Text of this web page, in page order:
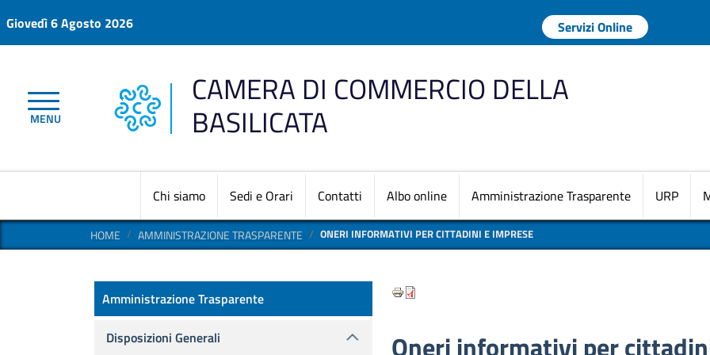
Giovedì 6 Agosto 2026 Menu profilo utente
Servizi Online
MENU
CAMERA DI COMMERCIO DELLA
BASILICATA
Navigazione
Chi siamo Sedi e Orari Contatti Albo online Amministrazione Trasparente URP
HOME AMMINISTRAZIONE TRASPARENTE ONERI INFORMATIVI PER CITTADINI E IMPRESE
Oneri informativi per
Amministrazione Trasparente
Amministrazione Trasparente
Disposizioni Generali